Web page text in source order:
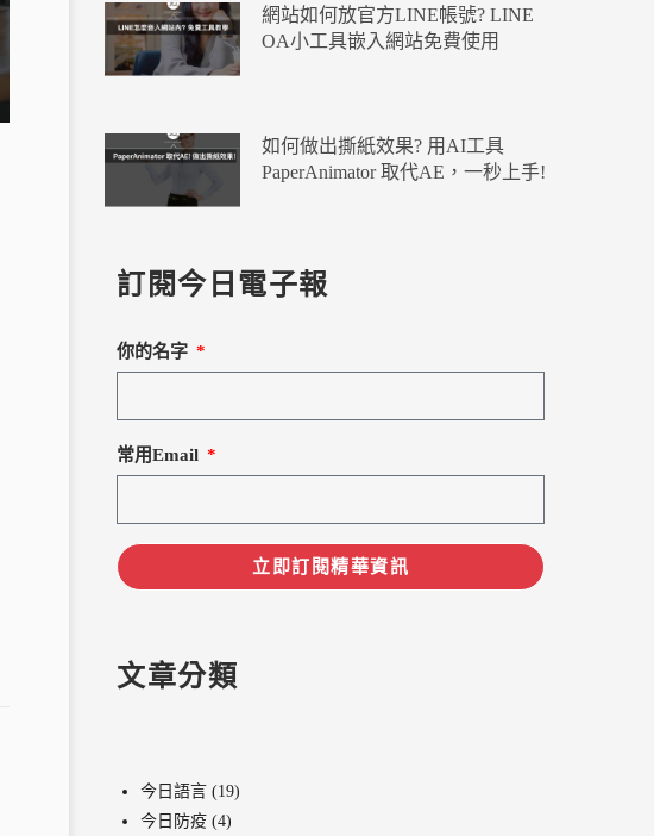
網站如何放官方LINE帳號? LINE
OA小工具嵌入網站免費使用
如何做出撕紙效果? 用AI工具
PaperAnimator 取代AE，一秒上手!
訂閱今日電子報
你的名字
常用Email
立即訂閱精華資訊
文章分類
今日語言 (19)
今日防疫 (4)